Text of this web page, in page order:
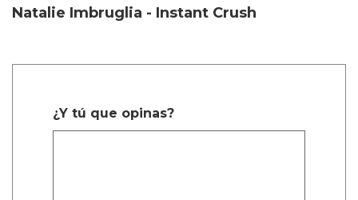
Natalie Imbruglia - Instant Crush
¿Y tú que opinas?